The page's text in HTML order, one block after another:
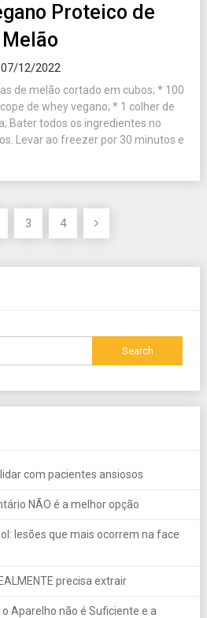
Proteico de
Melão
07/12/2022
de melão cortado em cubos; * 100
de whey vegano; * 1 colher de
Bater todos os ingredientes no
Levar ao freezer por 30 minutos e
3 4
com pacientes ansiosos
NÃO é a melhor opção
lesões que mais ocorrem na face
precisa extrair
Aparelho não é Suficiente e a